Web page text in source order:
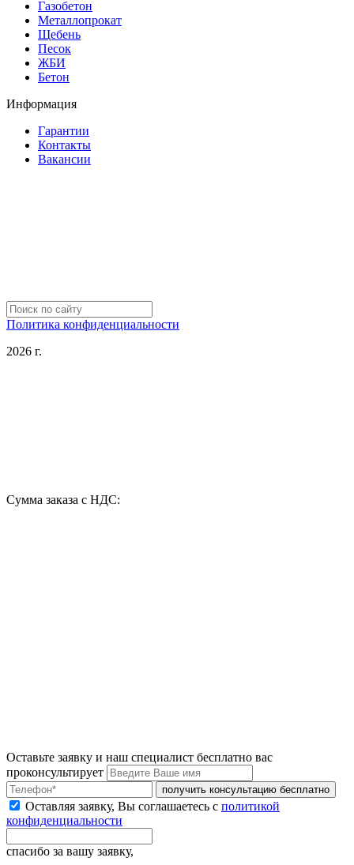
Газобетон
Металлопрокат
Щебень
Песок
ЖБИ
Бетон
Информация
Гарантии
Контакты
Вакансии
Политика конфиденциальности
2026 г.
Сумма заказа с НДС:
Оставьте заявку и наш специалист бесплатно вас
проконсультирует
получить консультацию бесплатно
Оставляя заявку, Вы соглашаетесь с политикой
конфиденциальности
спасибо за вашу заявку,